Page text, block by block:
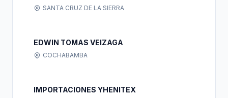
SANTA CRUZ DE LA SIERRA
EDWIN TOMAS VEIZAGA
COCHABAMBA
IMPORTACIONES YHENITEX